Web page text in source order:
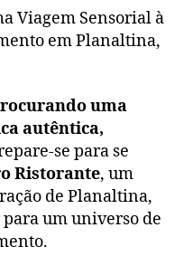
Ristorante
Viagem Sensorial à
em Planaltina,
uma
autêntica,
se para se
Ristorante, um
de Planaltina,
um universo de